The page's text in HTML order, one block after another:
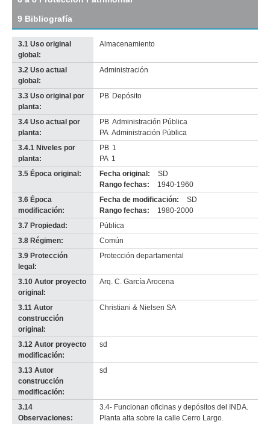
original
Imagen del tramo:
Ciudadela (Ci 1)
Descarga tamaño completo
Anterior Pausa Siguiente
9 Bibliografía
3.1 Uso original
global:
Almacenamiento
3.2 Uso actual
global:
Administración
3.3 Uso original por
planta:
PB Depósito
3.4 Uso actual por
planta:
PB Administración Pública
PA Administración Pública
3.4.1 Niveles por
planta:
PB 1
PA 1
3.5 Época original:
Fecha original:
SD
Rango fechas:
1940-1960
3.6 Época
modificación:
Fecha de modificación:
SD
Rango fechas:
1980-2000
3.7 Propiedad:
Pública
3.8 Régimen:
Común
3.9 Protección
legal:
Protección departamental
3.10 Autor proyecto
original:
Arq. C. García Arocena
3.11 Autor
construcción
original:
Christiani & Nielsen SA
3.12 Autor proyecto
modificación:
sd
3.13 Autor
construcción
modificación:
sd
3.14
Observaciones:
3.4- Funcionan oficinas y depósitos del INDA.
Planta alta sobre la calle Cerro Largo.